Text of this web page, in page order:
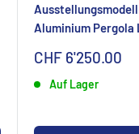
Aluminium Pergola
Sonderpreis
CHF 6'250.00
Auf Lager